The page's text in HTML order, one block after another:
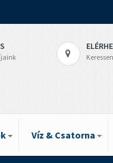
Víz & Csatorna